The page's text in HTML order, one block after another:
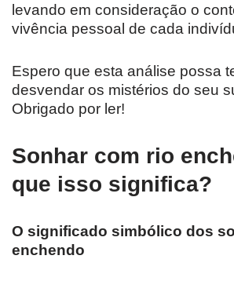
levando em consideração o
vivência pessoal de cada
Espero que esta análise possa
desvendar os mistérios do seu
Obrigado por ler!
Sonhar com rio
que isso significa?
O significado simbólico dos
enchendo